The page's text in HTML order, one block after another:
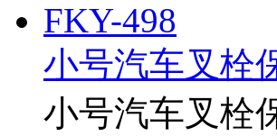
小号汽车叉栓
小号汽车叉栓